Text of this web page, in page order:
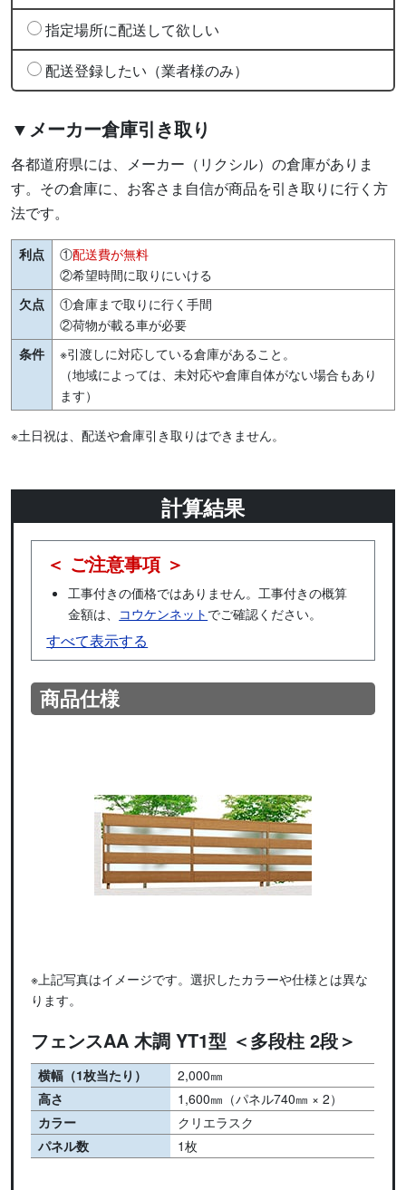
▼メーカー倉庫引き取り
各都道府県には、メーカー（リクシル）の倉庫がありま
す。その倉庫に、お客さま自信が商品を引き取りに行く方
法です。
利点 ①配送費が無料
②希望時間に取りにいける
欠点
①倉庫まで取りに行く手間
②荷物が載る車が必要
条件
※引渡しに対応している倉庫があること。
（地域によっては、未対応や倉庫自体がない場合もあり
ます）
※土日祝は、配送や倉庫引き取りはできません。
指定場所に配送して欲しい
配送登録したい（業者様のみ）
計算結果
＜ ご注意事項 ＞
工事付きの価格ではありません。工事付きの概算
金額は、 コウケンネット でご確認ください。
すべて表示する
商品仕様
※上記写真はイメージです。選択したカラーや仕様とは異な
ります。
フェンスAA 木調 YT1型 ＜多段柱 2段＞
横幅（1枚当たり）
2,000㎜
高さ
1,600㎜（パネル740㎜ × 2）
カラー
クリエラスク
パネル数
1枚